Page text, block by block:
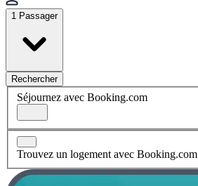
1 Passager
Rechercher
Séjournez avec Booking.com
Trouvez un logement avec Booking.com